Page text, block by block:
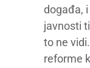
događa,
javnosti
to ne
reforme